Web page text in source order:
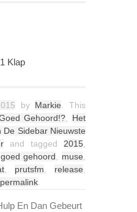
Klap
by Markie. This
Gehoord!?, Het
De Sidebar Nieuwste
and tagged2015,
goed gehoord, muse,
, prutsfm, release,
permalink.
En Dan Gebeurt